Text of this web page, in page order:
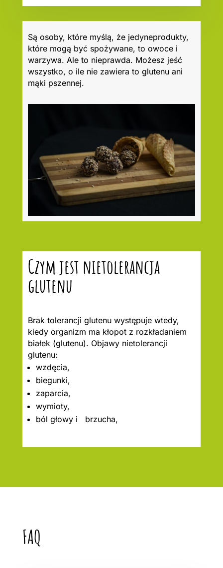
Są osoby, które myślą, że jedyneprodukty,
które mogą być spożywane, to owoce i
warzywa. Ale to nieprawda. Możesz jeść
wszystko, o ile nie zawiera to glutenu ani
mąki pszennej.
Czym jest nietolerancja
glutenu
Brak tolerancji glutenu występuje wtedy,
kiedy organizm ma kłopot z rozkładaniem
białek (glutenu). Objawy nietolerancji
glutenu:
wzdęcia,
biegunki,
zaparcia,
wymioty,
ból głowy i brzucha,
FAQ